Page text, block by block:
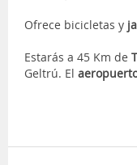
Ofrece bicicletas y
Estarás a 45 Km de
Geltrú. El